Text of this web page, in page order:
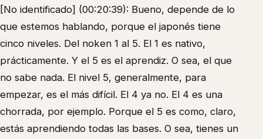
[No identificado] (00:20:39): Bueno, depende de lo
que estemos hablando, porque el japonés tiene
cinco niveles. Del noken 1 al 5. El 1 es nativo,
prácticamente. Y el 5 es el aprendiz. O sea, el que
no sabe nada. El nivel 5, generalmente, para
empezar, es el más difícil. El 4 ya no. El 4 es una
chorrada, por ejemplo. Porque el 5 es como, claro,
estás aprendiendo todas las bases. O sea, tienes un